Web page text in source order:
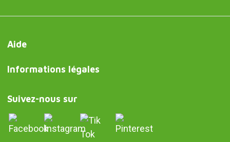
Aide
Informations légales
Suivez-nous sur